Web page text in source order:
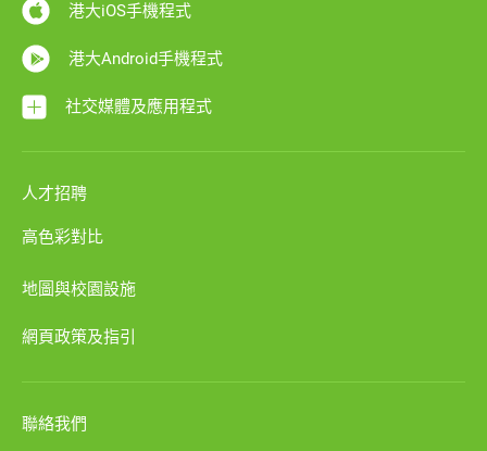
港大iOS手機程式
港大Android手機程式
社交媒體及應用程式
人才招聘
高色彩對比
地圖與校園設施
網頁政策及指引
聯絡我們